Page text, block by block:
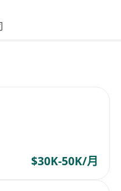
$30K-50K/月